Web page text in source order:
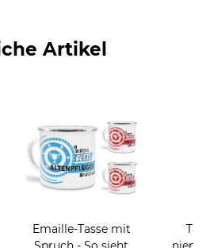
Artikel
Emaille-Tasse mit